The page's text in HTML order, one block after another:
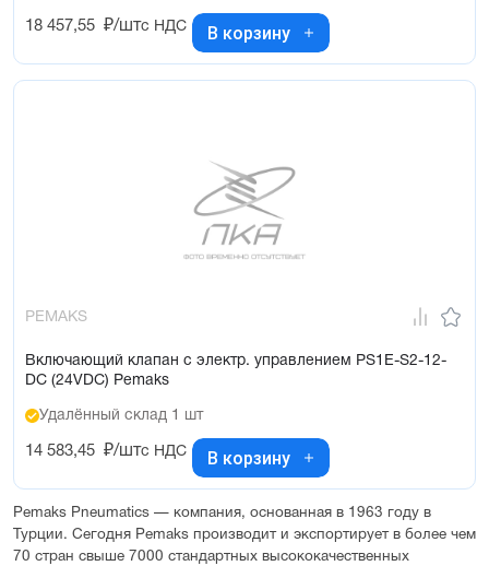
18 457,55 ₽/штс НДС В корзину
PEMAKS
Включающий клапан с электр. управлением PS1E-S2-12-
DC (24VDC) Pemaks
Удалённый склад 1 шт
14 583,45 ₽/штс НДС В корзину
Pemaks Pneumatics — компания, основанная в 1963 году в
Турции. Сегодня Pemaks производит и экспортирует в более чем
70 стран свыше 7000 стандартных высококачественных